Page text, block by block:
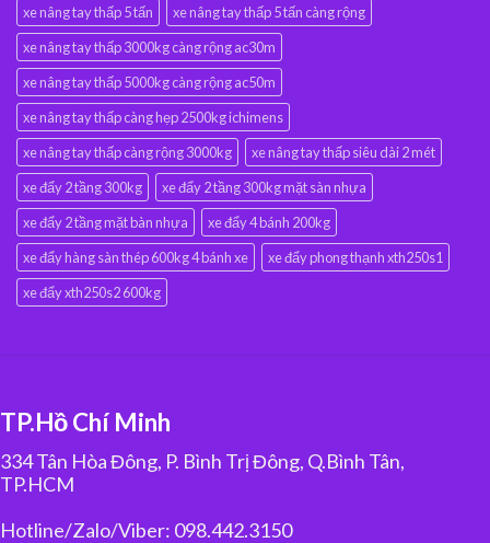
xe nâng tay thấp 5 tấn
xe nâng tay thấp 5 tấn càng rộng
xe nâng tay thấp 3000kg càng rộng ac30m
xe nâng tay thấp 5000kg càng rộng ac50m
xe nâng tay thấp càng hẹp 2500kg ichimens
xe nâng tay thấp càng rộng 3000kg
xe nâng tay thấp siêu dài 2 mét
xe đẩy 2 tầng 300kg
xe đẩy 2 tầng 300kg mặt sàn nhựa
xe đẩy 2 tầng mặt bàn nhựa
xe đẩy 4 bánh 200kg
xe đẩy hàng sàn thép 600kg 4 bánh xe
xe đẩy phong thạnh xth250s1
xe đẩy xth250s2 600kg
TP.Hồ Chí Minh
334 Tân Hòa Đông, P. Bình Trị Đông, Q.Bình Tân,
TP.HCM
Hotline/Zalo/Viber: 098.442.3150